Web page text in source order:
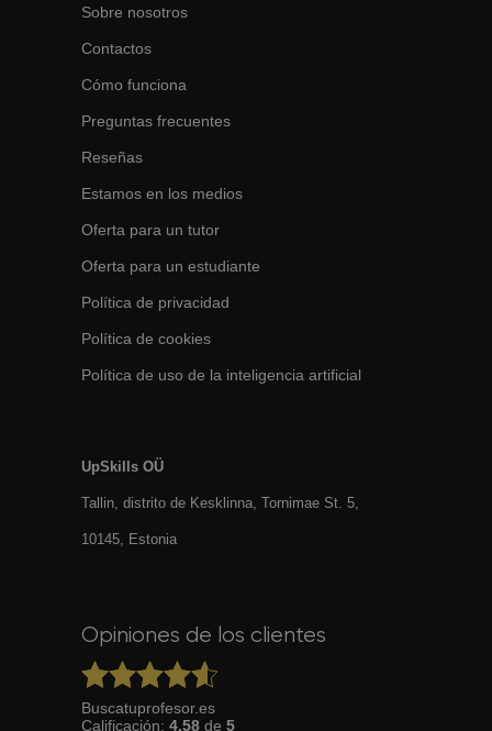
Sobre nosotros
Contactos
Cómo funciona
Preguntas frecuentes
Reseñas
Estamos en los medios
Oferta para un tutor
Oferta para un estudiante
Política de privacidad
Política de cookies
Política de uso de la inteligencia artificial
UpSkills OÜ
Tallin, distrito de Kesklinna, Tornimаe St. 5,
10145, Estonia
Opiniones de los clientes
Buscatuprofesor.es
Calificación: 4.58 de 5